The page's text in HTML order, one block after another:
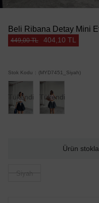
Beli Ribana Detay Mini
449,00 TL 404,10 TL
Stok Kodu (MYD7451_Siyah)
Tükendi Tükendi
Ürün